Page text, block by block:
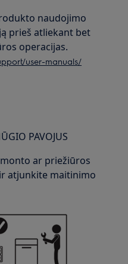
naudojimo
prieš atliekant bet
operacijas.
user-manuals/
PAVOJUS
ar priežiūros
atjunkite maitinimo